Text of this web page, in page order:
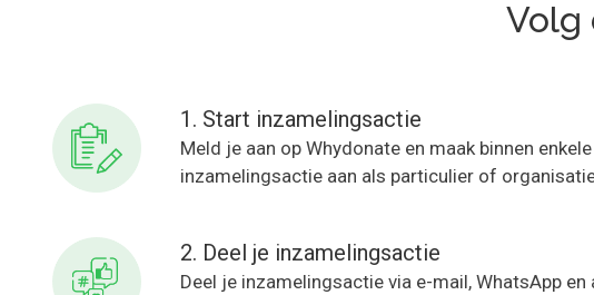
Volg
1. Start inzamelingsactie
Meld je aan op Whydonate en maak binnen
inzamelingsactie aan als particulier of
2. Deel je inzamelingsactie
Deel je inzamelingsactie via e-mail, WhatsApp en